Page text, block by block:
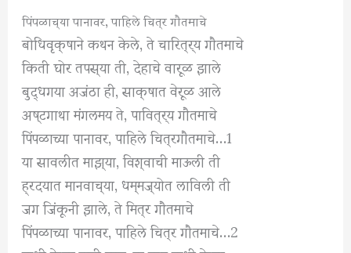
पिंपळाच्या पानावर,पाहिले चित्रगौतमाचे
बोधिवृक्षाने कथन केले,ते चारित्र्य गौतमाचे
किती घोर तपस्या ती,देहाचे वारूळ झाले
बुद्धगया अजंठा ही,साक्षात वेरूळ आले
अष्टगाथा मंगलमय ते,पावित्र्य गौतमाचे
पिंपळाच्या पानावर,पाहिले चित्रगौतमाचे…1
या सावलीत माझ्या,विश्वाची माऊली ती
ह्रदयात मानवाच्या,धम्मज्योत लाविली ती
जग जिंकूनी झाले,ते मित्र गौतमाचे
पिंपळाच्या पानावर,पाहिले चित्रगौतमाचे…2